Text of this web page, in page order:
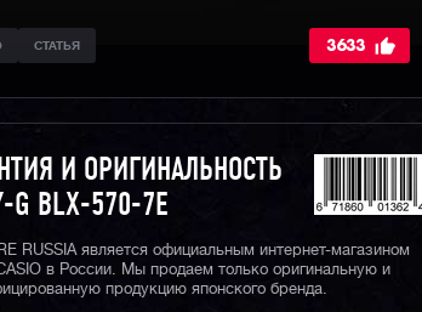
СТАТЬЯ 3633
И ОРИГИНАЛЬНОСТЬ
G BLX-570-7E
RUSSIA является официальным интернет-магазином
в России. Мы продаем только оригинальную и
продукцию японского бренда.